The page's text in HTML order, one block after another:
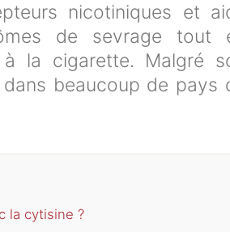
nicotiniques et
de sevrage tout
la cigarette. Malgré
beaucoup de pays
la cytisine ?